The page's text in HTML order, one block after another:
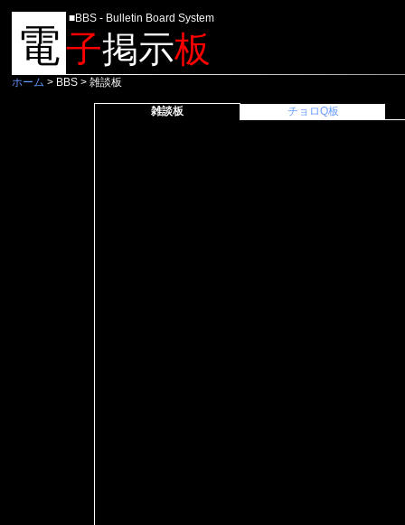
電
■BBS - Bulletin Board System
子掲示板
ホーム > BBS > 雑談板
雑談板 チョロQ板